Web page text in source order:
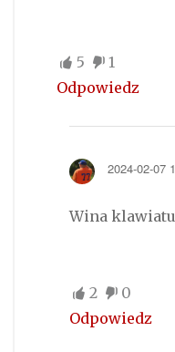
5
1
Odpowiedz
2024-02-07
Wina
2
0
Odpowiedz